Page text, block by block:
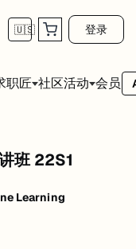
🇺🇸 登录
职匠 社区活动 会员
班 22S1
Learning